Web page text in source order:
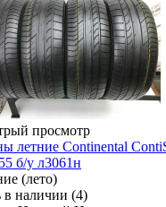
просмотр
летние Continental
б/у л3061н
(лето)
в наличии (4)